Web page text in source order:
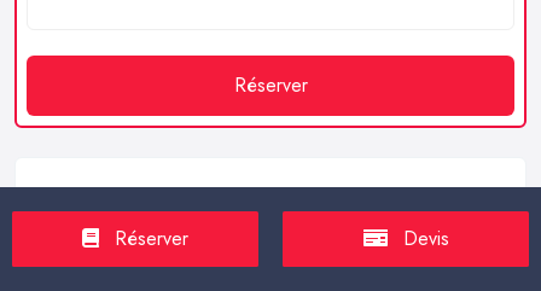
Réserver
Service client
https://proxilive.fr
Réserver Devis